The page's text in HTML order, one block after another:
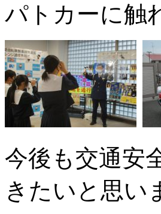
パトカーに触
今後も交通安
きたいと思い